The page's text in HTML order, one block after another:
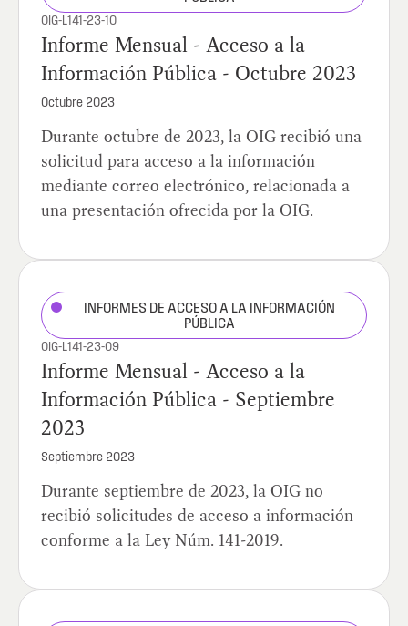
OIG-L141-23-10
Informe Mensual - Acceso a la
Información Pública - Octubre 2023
Octubre 2023
Durante octubre de 2023, la OIG recibió una
solicitud para acceso a la información
mediante correo electrónico, relacionada a
una presentación ofrecida por la OIG.
INFORMES DE ACCESO A LA INFORMACIÓN
PÚBLICA
OIG-L141-23-09
Informe Mensual - Acceso a la
Información Pública - Septiembre
2023
Septiembre 2023
Durante septiembre de 2023, la OIG no
recibió solicitudes de acceso a información
conforme a la Ley Núm. 141-2019.